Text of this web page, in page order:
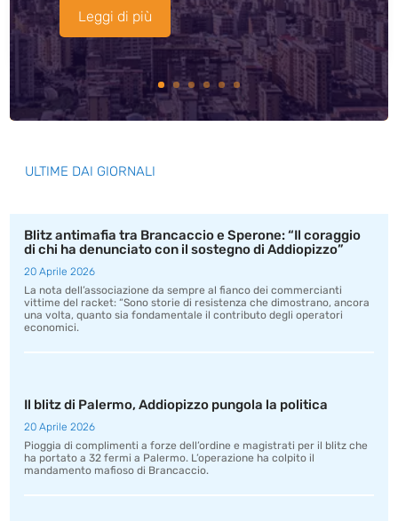
Leggi di più
ULTIME DAI GIORNALI
Blitz antimafia tra Brancaccio e Sperone: “Il coraggio
di chi ha denunciato con il sostegno di Addiopizzo”
20 Aprile 2026
La nota dell’associazione da sempre al fianco dei commercianti
vittime del racket: “Sono storie di resistenza che dimostrano, ancora
una volta, quanto sia fondamentale il contributo degli operatori
economici.
Il blitz di Palermo, Addiopizzo pungola la politica
20 Aprile 2026
Pioggia di complimenti a forze dell’ordine e magistrati per il blitz che
ha portato a 32 fermi a Palermo. L’operazione ha colpito il
mandamento mafioso di Brancaccio.